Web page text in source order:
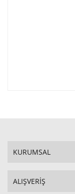
KURUMSAL
ALIŞVERİŞ